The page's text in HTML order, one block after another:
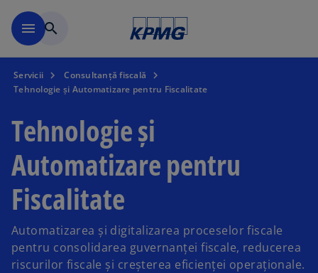
menu search
Servicii
Consultanță fiscală
Tehnologie și Automatizare pentru Fiscalitate
Tehnologie și
Automatizare pentru
Fiscalitate
Automatizarea și digitalizarea proceselor fiscale
pentru consolidarea guvernanței fiscale, reducerea
riscurilor fiscale și creșterea eficienței operaționale.